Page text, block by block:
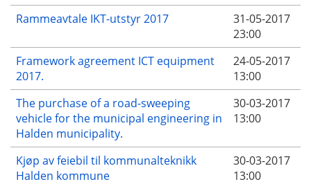
Rammeavtale IKT-utstyr 2017
31-05-2017
23:00
Framework agreement ICT equipment
2017.
24-05-2017
13:00
The purchase of a road-sweeping
vehicle for the municipal engineering in
Halden municipality.
30-03-2017
13:00
Kjøp av feiebil til kommunalteknikk
Halden kommune
30-03-2017
13:00